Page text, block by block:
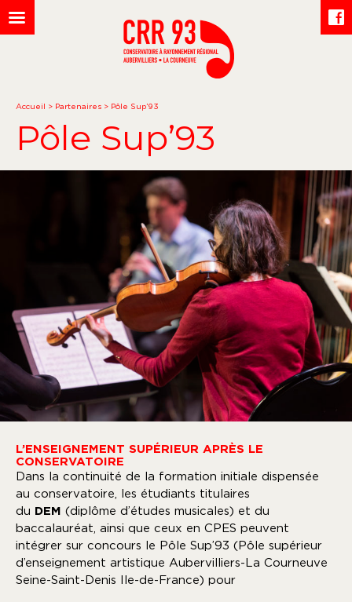
Accueil > Partenaires > Pôle Sup’93
Pôle Sup’93
L’ENSEIGNEMENT SUPÉRIEUR APRÈS LE
CONSERVATOIRE
Dans la continuité de la formation initiale dispensée
au conservatoire, les étudiants titulaires
du DEM (diplôme d’études musicales) et du
baccalauréat, ainsi que ceux en CPES peuvent
intégrer sur concours le Pôle Sup’93 (Pôle supérieur
d’enseignement artistique Aubervilliers-La Courneuve
Seine-Saint-Denis Ile-de-France) pour